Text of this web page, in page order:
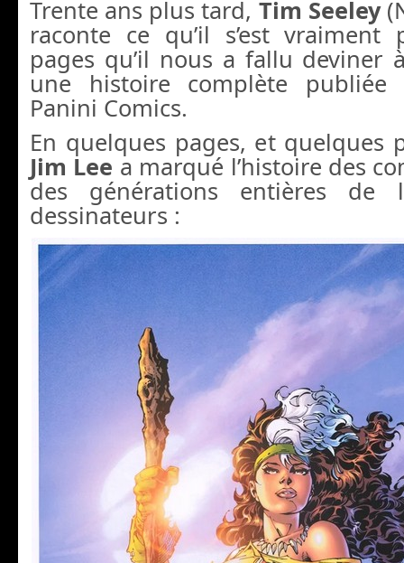
Trente ans plus tard, Tim Seeley
raconte ce qu’il s’est vraiment
pages qu’il nous a fallu deviner
une histoire complète publiée
Panini Comics.
En quelques pages, et quelques
Jim Lee a marqué l’histoire des
des générations entières de
dessinateurs :